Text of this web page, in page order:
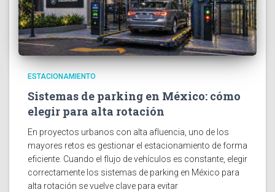
ESTACIONAMIENTO
Sistemas de parking en México: cómo
elegir para alta rotación
En proyectos urbanos con alta afluencia, uno de los
mayores retos es gestionar el estacionamiento de forma
eficiente. Cuando el flujo de vehículos es constante, elegir
correctamente los sistemas de parking en México para
alta rotación se vuelve clave para evitar